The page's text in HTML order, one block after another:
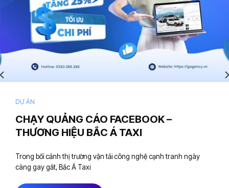
DỰ ÁN
CHẠY QUẢNG CÁO FACEBOOK –
THƯƠNG HIỆU BẮC Á TAXI
Trong bối cảnh thị trường vận tải công nghệ cạnh tranh ngày
càng gay gắt, Bắc Á Taxi